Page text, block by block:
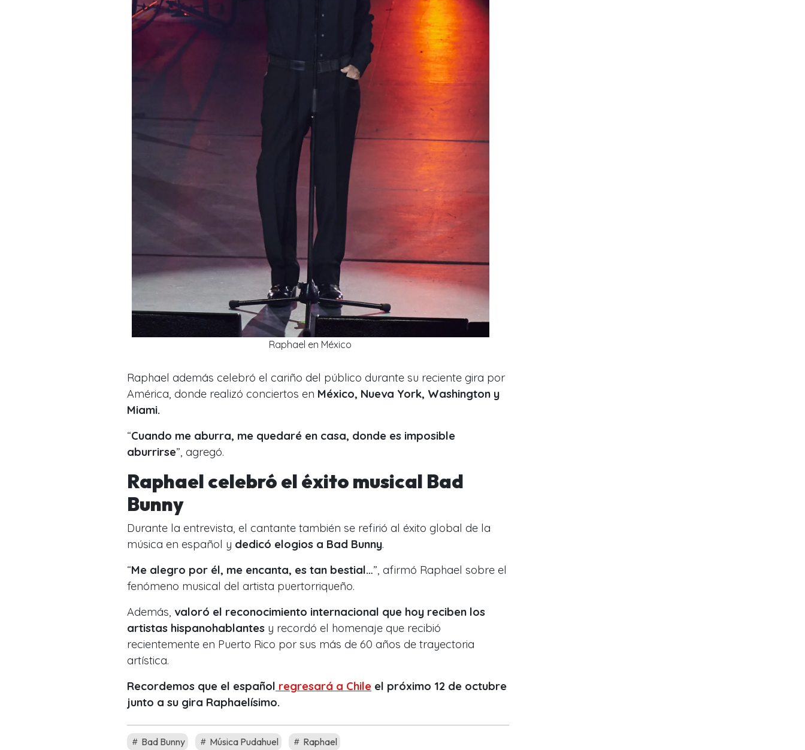
Raphael en México
Raphael además celebró el cariño del público durante su reciente gira por
América, donde realizó conciertos en México, Nueva York, Washington y
Miami.
“Cuando me aburra, me quedaré en casa, donde es imposible
aburrirse”, agregó.
Raphael celebró el éxito musical Bad
Bunny
Durante la entrevista, el cantante también se refirió al éxito global de la
música en español y dedicó elogios a Bad Bunny.
“Me alegro por él, me encanta, es tan bestial…”, afirmó Raphael sobre el
fenómeno musical del artista puertorriqueño.
Además, valoró el reconocimiento internacional que hoy reciben los
artistas hispanohablantes y recordó el homenaje que recibió
recientemente en Puerto Rico por sus más de 60 años de trayectoria
artística.
Recordemos que el español regresará a Chile el próximo 12 de octubre
junto a su gira Raphaelísimo.
Bad Bunny Música Pudahuel Raphael